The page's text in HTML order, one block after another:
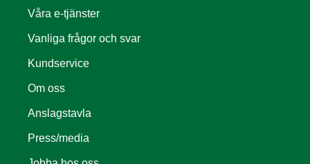
Våra e-tjänster
Vanliga frågor och svar
Kundservice
Om oss
Anslagstavla
Press/media